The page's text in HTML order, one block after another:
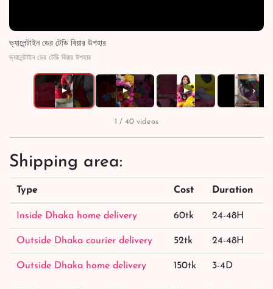
ভ্যালেন্টাইন ডের টেডি বিয়ার উপহার
ভ্যালেন্টাইন ডের টেডি বিয়ার উপহার
▶ ▶ ▶ ▶ ›
1 / 40 videos
Shipping area:
Type Cost Duration
Inside Dhaka home delivery 60tk 24-48H
Outside Dhaka courier delivery 52tk 24-48H
Outside Dhaka home delivery 150tk 3-4D